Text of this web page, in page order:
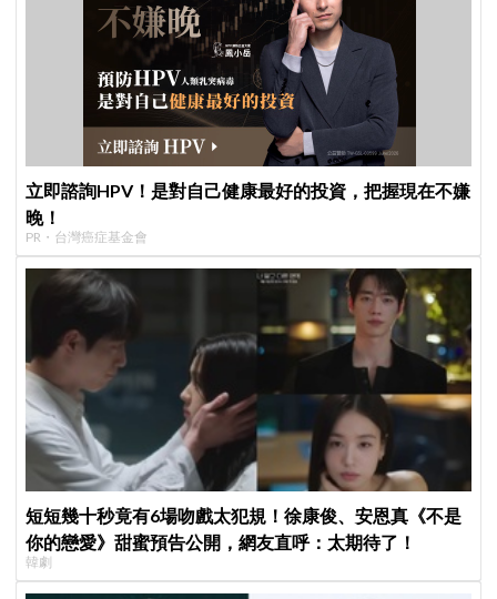
立即諮詢HPV！是對自己健康最好的投資，把握現在不嫌
晚！
PR・台灣癌症基金會
短短幾十秒竟有6場吻戲太犯規！徐康俊、安恩真《不是
你的戀愛》甜蜜預告公開，網友直呼：太期待了！
韓劇